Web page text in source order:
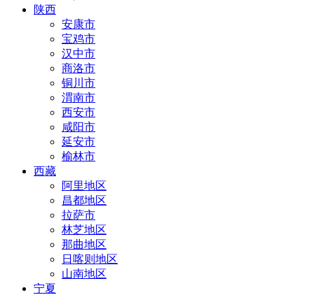
陕西
安康市
宝鸡市
汉中市
商洛市
铜川市
渭南市
西安市
咸阳市
延安市
榆林市
西藏
阿里地区
昌都地区
拉萨市
林芝地区
那曲地区
日喀则地区
山南地区
宁夏